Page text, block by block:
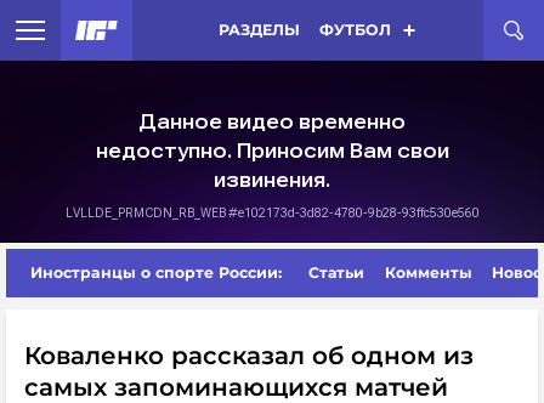
РАЗДЕЛЫ ФУТБОЛ
Иностранцы о спорте России: Статьи Комменты
Коваленко рассказал об одном из
самых запоминающихся матчей